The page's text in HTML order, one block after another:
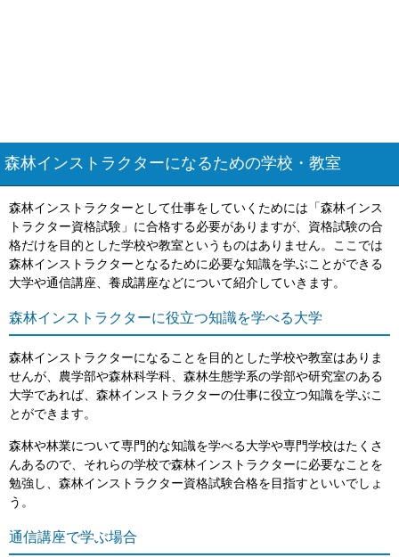
森林インストラクターになるための学校・教室
森林インストラクターとして仕事をしていくためには「森林インス
トラクター資格試験」に合格する必要がありますが、資格試験の合
格だけを目的とした学校や教室というものはありません。ここでは
森林インストラクターとなるために必要な知識を学ぶことができる
大学や通信講座、養成講座などについて紹介していきます。
森林インストラクターに役立つ知識を学べる大学
森林インストラクターになることを目的とした学校や教室はありま
せんが、農学部や森林科学科、森林生態学系の学部や研究室のある
大学であれば、森林インストラクターの仕事に役立つ知識を学ぶこ
とができます。
森林や林業について専門的な知識を学べる大学や専門学校はたくさ
んあるので、それらの学校で森林インストラクターに必要なことを
勉強し、森林インストラクター資格試験合格を目指すといいでしょ
う。
通信講座で学ぶ場合